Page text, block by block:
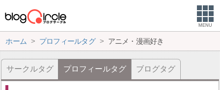
MENU
ホーム プロフィールタグ アニメ・漫画好き
サークルタグ プロフィールタグ ブログタグ